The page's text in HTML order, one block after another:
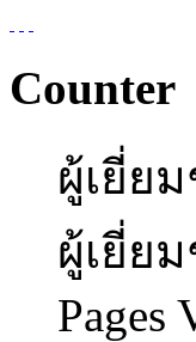
Counter
ผู้เยี่ย
ผู้เยี่ย
Pages